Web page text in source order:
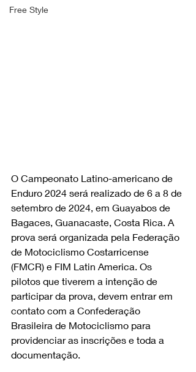
Free Style
O Campeonato Latino-americano de
Enduro 2024 será realizado de 6 a 8 de
setembro de 2024, em Guayabos de
Bagaces, Guanacaste, Costa Rica. A
prova será organizada pela Federação
de Motociclismo Costarricense
(FMCR) e FIM Latin America. Os
pilotos que tiverem a intenção de
participar da prova, devem entrar em
contato com a Confederação
Brasileira de Motociclismo para
providenciar as inscrições e toda a
documentação.